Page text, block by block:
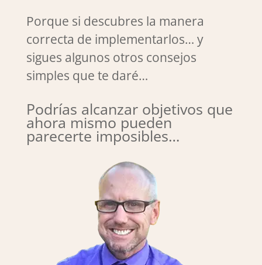
Porque si descubres la manera
correcta de implementarlos… y
sigues algunos otros consejos
simples que te daré…
Podrías alcanzar objetivos que
ahora mismo pueden
parecerte imposibles…